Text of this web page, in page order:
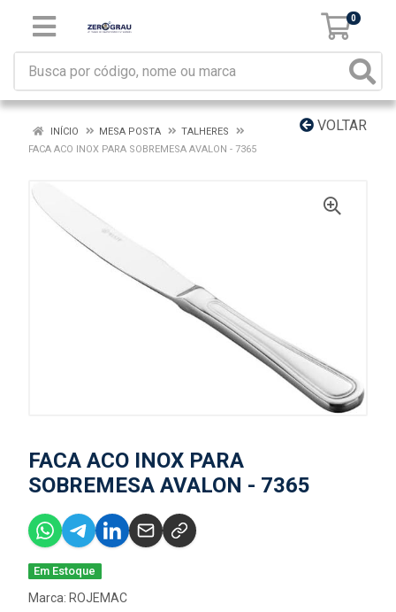
0
VOLTAR
INÍCIO MESA POSTA
TALHERES
FACA ACO INOX PARA SOBREMESA AVALON - 7365
FACA ACO INOX PARA
SOBREMESA AVALON - 7365
Em Estoque
Marca: ROJEMAC